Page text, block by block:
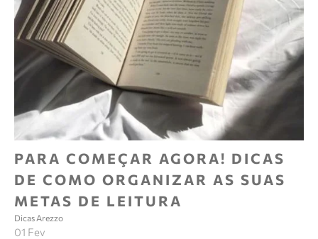
PARA COMEÇAR AGORA! DICAS
DE COMO ORGANIZAR AS SUAS
METAS DE LEITURA
Dicas Arezzo
01 Fev